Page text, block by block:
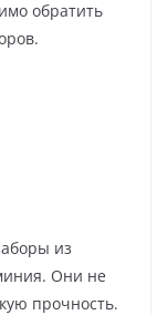
обратить
из
Они не
прочность.